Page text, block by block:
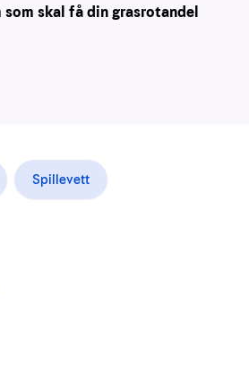
som skal få din grasrotandel
Spillevett